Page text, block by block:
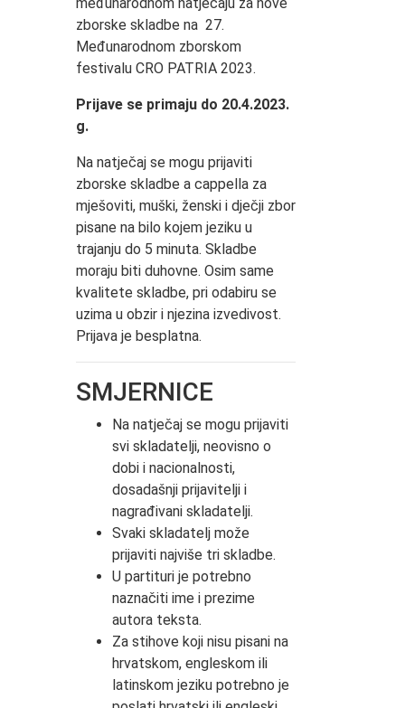
zborske skladbe na 27.
Međunarodnom zborskom
festivalu CRO PATRIA 2023.
Prijave se primaju do 20.4.2023.
g.
Na natječaj se mogu prijaviti
zborske skladbe a cappella za
mješoviti, muški, ženski i dječji zbor
pisane na bilo kojem jeziku u
trajanju do 5 minuta. Skladbe
moraju biti duhovne. Osim same
kvalitete skladbe, pri odabiru se
uzima u obzir i njezina izvedivost.
Prijava je besplatna.
SMJERNICE
Na natječaj se mogu prijaviti
svi skladatelji, neovisno o
dobi i nacionalnosti,
dosadašnji prijavitelji i
nagrađivani skladatelji.
Svaki skladatelj može
prijaviti najviše tri skladbe.
U partituri je potrebno
naznačiti ime i prezime
autora teksta.
Za stihove koji nisu pisani na
hrvatskom, engleskom ili
latinskom jeziku potrebno je